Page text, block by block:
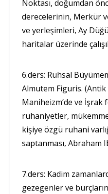
Noktası, doğumdan
derecelerinin, Merkür ve
ve yerleşimleri, Ay
haritalar üzerinde
6.ders: Ruhsal
Almutem Figuris. (Antik
Maniheizm’de ve
ruhaniyetler,
kişiye özgü ruhani
saptanması, Abraham
7.ders: Kadim
gezegenler ve